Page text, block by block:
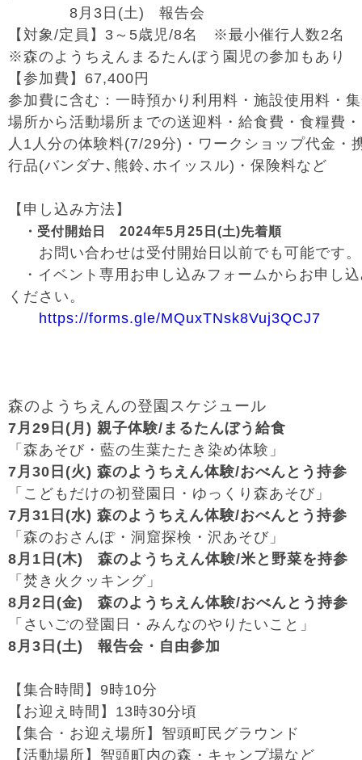
8 月 3 日 (土)
報告会
【対象/定員】 3 ～ 5歳児/8名 ※最小催行人数2名
※森のようちえんまるたんぼう園児の参加もあり
【参加費】 67,400 円
参加費に含む：一時預かり利用料・施設使用料・
場所から活動場所までの送迎料・給食費・食糧費
人1人分の体験料(7/29分)・ ワークショップ代金・
行品(バンダナ､熊鈴､ホイッスル) ・保険料など
【申し込み方法】
・受付開始日 2024年5 月 25 日 (土)先着順
お問い合わせは受付開始日以前でも可能です。
・イベント専用お申し込みフォームからお申し
ください。
https://forms.gle/MQuxTNsk8Vuj3QCJ7
森のようちえんの登園スケジュール
7月 29 日 (月 ) 親子体験/ まるたんぼう給食
「森あそび・藍の生葉たたき染め体験」
7月 30 日 (火) 森のようちえん体験/おべんとう持参
「こどもだけの初登園日・ゆっくり森あそび」
7月 31 日 (水) 森のようちえん体験/おべんとう持参
「森のおさんぽ・洞窟探検・沢あそび」
8月 1 日 (木) 森のようちえん体験/米と野菜を持参
「焚き火クッキング」
8月 2 日 (金) 森のようちえん体験/おべんとう持参
「さいごの登園日・みんなのやりたいこと」
8月 3 日 (土) 報告会・自由参加
【集合時間】 9時10分
【お迎え時間】 13時30分頃
【集合・お迎え場所】智頭町民グラウンド
【活動場所】智頭町内の森・キャンプ場など